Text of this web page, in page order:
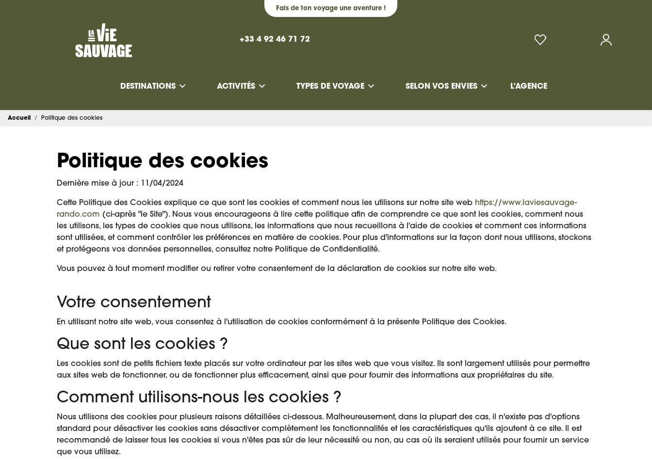
Fais de ton voyage une aventure !
DESTINATIONS ACTIVITÉS TYPES DE VOYAGE SELON VOS ENVIES L'AGENCE
+33 4 92 46 71 72
Accueil Politique des cookies
Politique des cookies
Dernière mise à jour : 11/04/2024
Cette Politique des Cookies explique ce que sont les cookies et comment nous les utilisons sur notre site web https://www.laviesauvage-
rando.com (ci-après "le Site"). Nous vous encourageons à lire cette politique afin de comprendre ce que sont les cookies, comment nous
les utilisons, les types de cookies que nous utilisons, les informations que nous recueillons à l'aide de cookies et comment ces informations
sont utilisées, et comment contrôler les préférences en matière de cookies. Pour plus d'informations sur la façon dont nous utilisons, stockons
et protégeons vos données personnelles, consultez notre Politique de Confidentialité.
Vous pouvez à tout moment modifier ou retirer votre consentement de la déclaration de cookies sur notre site web.
Votre consentement
En utilisant notre site web, vous consentez à l'utilisation de cookies conformément à la présente Politique des Cookies.
Que sont les cookies ?
Les cookies sont de petits fichiers texte placés sur votre ordinateur par les sites web que vous visitez. Ils sont largement utilisés pour permettre
aux sites web de fonctionner, ou de fonctionner plus efficacement, ainsi que pour fournir des informations aux propriétaires du site.
Comment utilisons-nous les cookies ?
Nous utilisons des cookies pour plusieurs raisons détaillées ci-dessous. Malheureusement, dans la plupart des cas, il n'existe pas d'options
standard pour désactiver les cookies sans désactiver complètement les fonctionnalités et les caractéristiques qu'ils ajoutent à ce site. Il est
recommandé de laisser tous les cookies si vous n'êtes pas sûr de leur nécessité ou non, au cas où ils seraient utilisés pour fournir un service
que vous utilisez.